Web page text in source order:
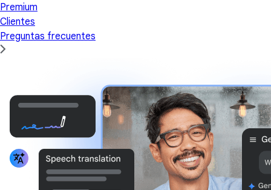
Premium
Clientes
Preguntas frecuentes